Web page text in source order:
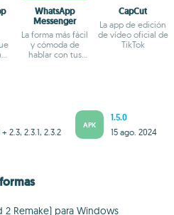
WhatsApp
Messenger
La forma más fácil
y cómoda de
hablar con tus
CapCut
La app de edición
de vídeo oficial de
TikTok
2.3, 2.3.1, 2.3.2
APK
1.5.0
15 ago. 2024
2 Remake) para Windows